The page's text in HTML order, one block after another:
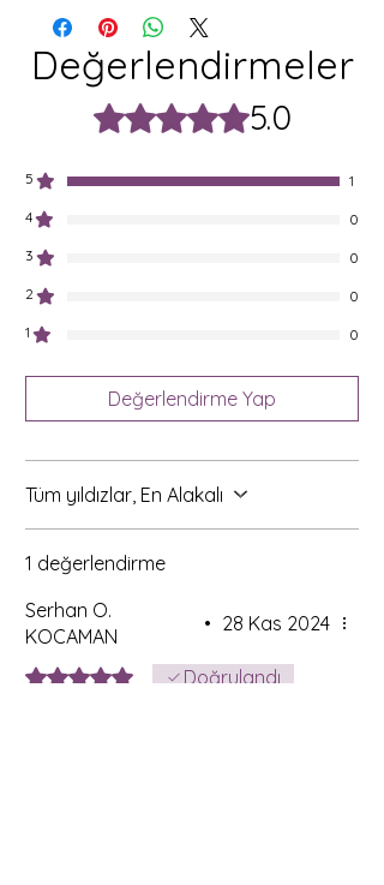
Değerlendirmeler
5 üzerinden 5 yıldız5.0
5
1
4
0
3
0
2
0
1
0
Değerlendirme Yap
Tüm yıldızlar, En Alakalı
1 değerlendirme
Serhan O.
KOCAMAN
• 28 Kas 2024
5 üzerinden 5 yıldızDoğrulandı